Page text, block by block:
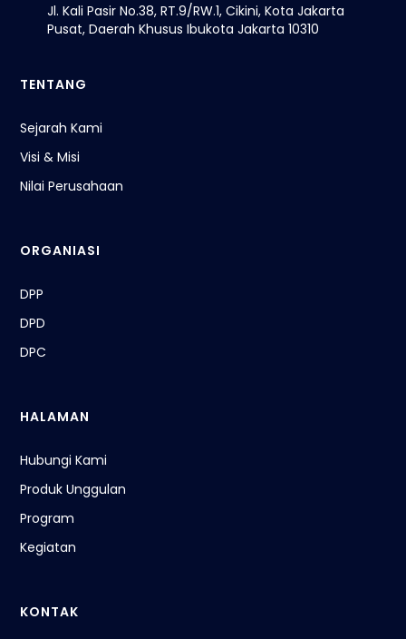
Jl. Kali Pasir No.38, RT.9/RW.1, Cikini, Kota Jakarta
Pusat, Daerah Khusus Ibukota Jakarta 10310
TENTANG
Sejarah Kami
Visi & Misi
Nilai Perusahaan
ORGANIASI
DPP
DPD
DPC
HALAMAN
Hubungi Kami
Produk Unggulan
Program
Kegiatan
KONTAK